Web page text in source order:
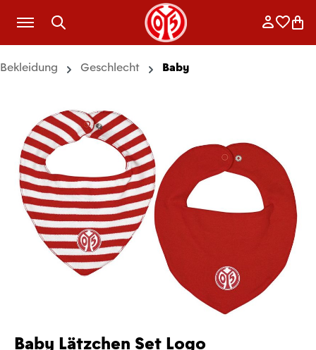
Zum Hauptinhalt springen
Bekleidung Geschlecht Baby
Baby Lätzchen Set Logo